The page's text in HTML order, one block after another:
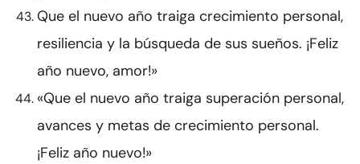
Que el nuevo año traiga crecimiento personal,
resiliencia y la búsqueda de sus sueños. ¡Feliz
año nuevo, amor!»
«Que el nuevo año traiga superación personal,
avances y metas de crecimiento personal.
¡Feliz año nuevo!»